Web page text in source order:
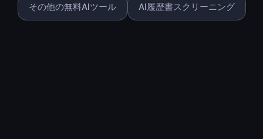
その他の無料AIツール AI履歴書スクリーニング